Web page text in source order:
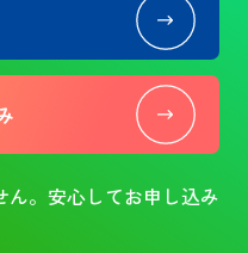
。安心してお申し込み